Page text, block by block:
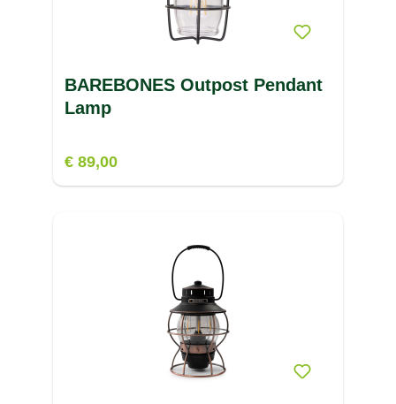
BAREBONES Outpost Pendant
Lamp
€ 89,00